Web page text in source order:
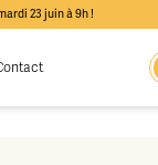
23 juin à 9h !